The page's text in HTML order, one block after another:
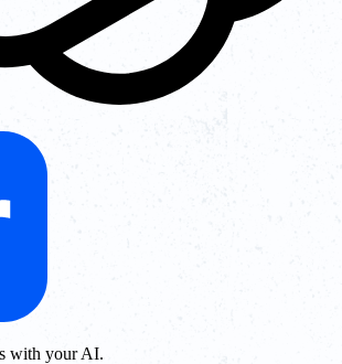
with your AI.